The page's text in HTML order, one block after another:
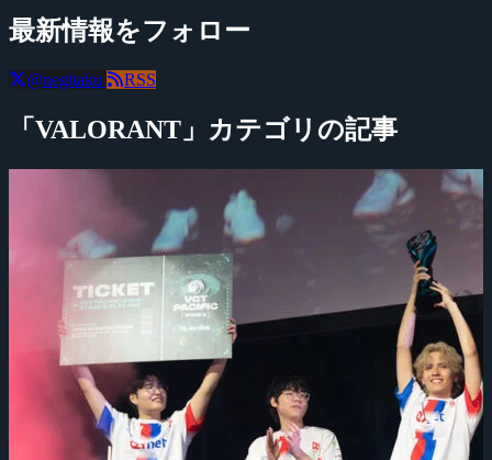
最新情報をフォロー
@negitaku RSS
「VALORANT」カテゴリの記事